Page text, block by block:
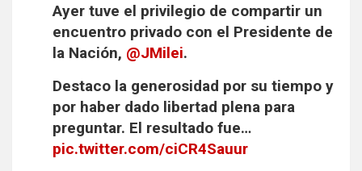
Ayer tuve el privilegio de compartir un
encuentro privado con el Presidente de
la Nación, @JMilei.
Destaco la generosidad por su tiempo y
por haber dado libertad plena para
preguntar. El resultado fue…
pic.twitter.com/ciCR4Sauur